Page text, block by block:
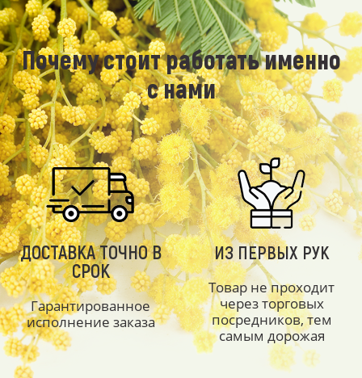
Почему стоит работать именно
с нами
ДОСТАВКА ТОЧНО В
СРОК
Гарантированное
исполнение заказа
ИЗ ПЕРВЫХ РУК
Товар не проходит
через торговых
посредников, тем
самым дорожая